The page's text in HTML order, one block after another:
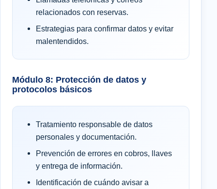
relacionados con reservas.
Estrategias para confirmar datos y evitar
malentendidos.
Módulo 8: Protección de datos y
protocolos básicos
Tratamiento responsable de datos
personales y documentación.
Prevención de errores en cobros, llaves
y entrega de información.
Identificación de cuándo avisar a